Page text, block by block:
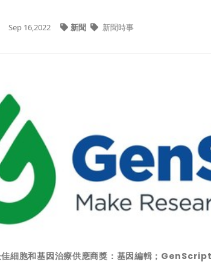
Sep 16,2022 新聞 新聞時事
細胞和基因治療供應商獎：基因編輯；